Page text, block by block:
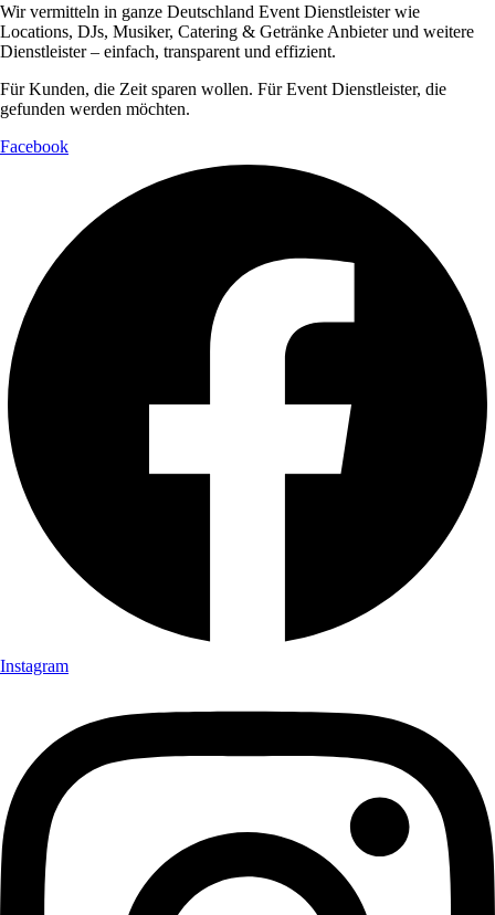
Wir vermitteln in ganze Deutschland Event Dienstleister wie
Locations, DJs, Musiker, Catering & Getränke Anbieter und weitere
Dienstleister – einfach, transparent und effizient.
Für Kunden, die Zeit sparen wollen. Für Event Dienstleister, die
gefunden werden möchten.
Facebook
Instagram